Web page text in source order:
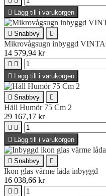
 Lägg till i varukorgen
 Snabbvy 
Mikrovågsugn inbyggd
14 579,94 kr
 
 Lägg till i varukorgen
 Snabbvy 
Häll Humör 75 Cm 2
29 167,17 kr
 
 Lägg till i varukorgen
 Snabbvy 
Ikon glas värme låda inbyggd
16 038,66 kr
 